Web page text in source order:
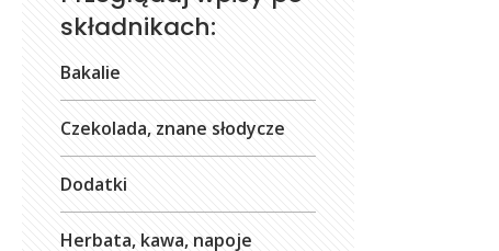
składnikach:
Bakalie
Czekolada, znane słodycze
Dodatki
Herbata, kawa, napoje